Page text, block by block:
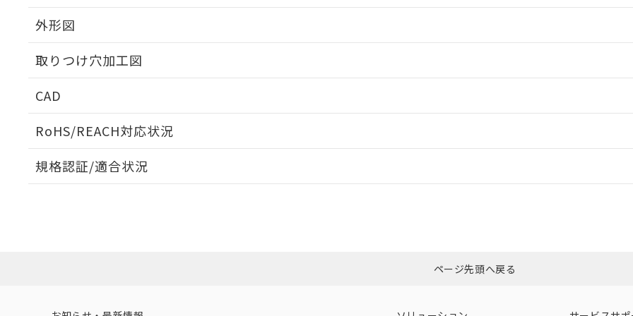
外形図
取りつけ穴加工図
CAD
RoHS/REACH対応状況
EU RoHS 注意事項・凡例
ダウンロードはこちら
規格認証/適合状況
（イギリス
（ノルウェー
（日本
（アメリカ
ページ先頭へ戻る